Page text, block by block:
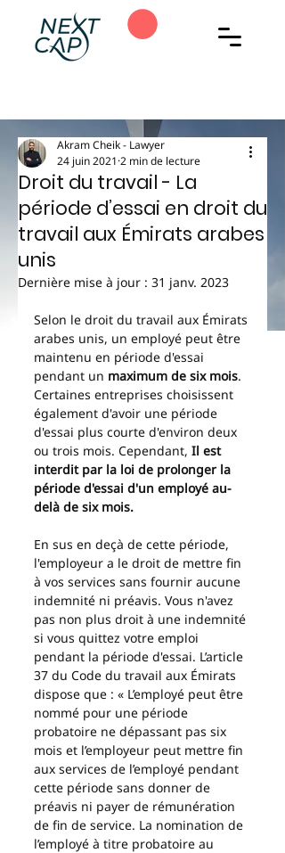
Droit du travail - La
période d’essai en droit du
travail aux Émirats arabes
unis
Akram Cheik - Lawyer
24 juin 2021 2 min de lecture
Dernière mise à jour : 31 janv. 2023
Selon le droit du travail aux Émirats
arabes unis, un employé peut être
maintenu en période d'essai
pendant un maximum de six mois.
Certaines entreprises choisissent
également d'avoir une période
d'essai plus courte d'environ deux
ou trois mois. Cependant, Il est
interdit par la loi de prolonger la
période d'essai d'un employé au-
delà de six mois.
En sus en deçà de cette période,
l'employeur a le droit de mettre fin
à vos services sans fournir aucune
indemnité ni préavis. Vous n'avez
pas non plus droit à une indemnité
si vous quittez votre emploi
pendant la période d'essai. L’article
37 du Code du travail aux Émirats
dispose que : « L’employé peut être
nommé pour une période
probatoire ne dépassant pas six
mois et l’employeur peut mettre fin
aux services de l’employé pendant
cette période sans donner de
préavis ni payer de rémunération
de fin de service. La nomination de
l’employé à titre probatoire au